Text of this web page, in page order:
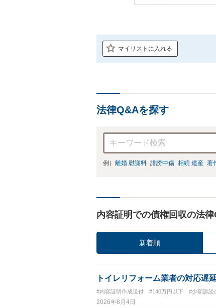
マイリストに入れる
法律Q&Aを探す
例） 離婚 慰謝料 誹謗中傷 相続 遺産 著
内容証明での債権回収の法
新着順
トイレリフォーム業者の対応遅
#内容証明作成送付 #140万円以下 #少額訴訟
2026年8月4日